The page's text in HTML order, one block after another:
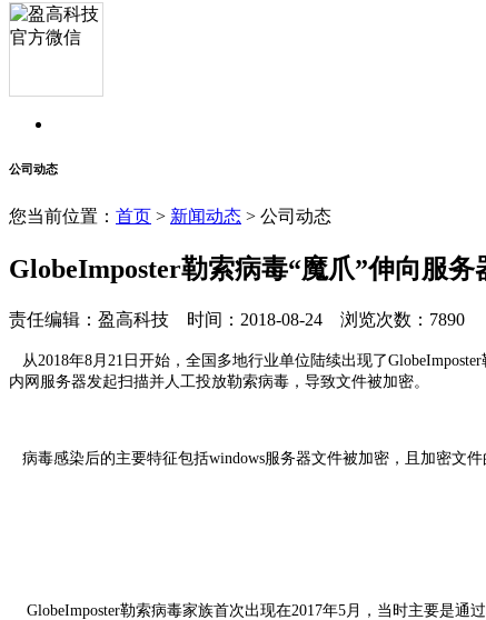
公司动态
您当前位置： 首页 > 新闻动态 > 公司动态
GlobeImposter勒索病毒“魔爪”伸向服
责任编辑：盈高科技 时间：2018-08-24 浏览次数：7890
从2018年8月21日开始，全国多地行业单位陆续出现了
内网服务器发起扫描并人工投放勒索病毒，导致文件被加密。
病毒感染后的主要特征包括windows服务器文件被加密，且加密文
GlobeImposter勒索病毒家族首次出现在2017年5月，当时主要是通